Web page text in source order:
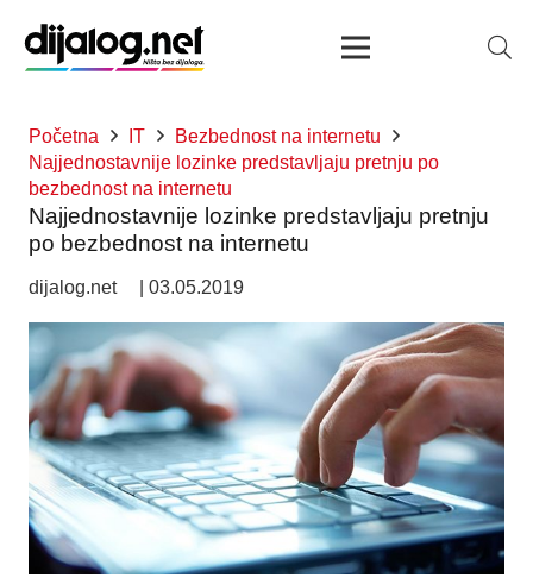
Početna IT
Bezbednost na internetu
Najjednostavnije lozinke predstavljaju pretnju po
bezbednost na internetu
Najjednostavnije lozinke predstavljaju pretnju
po bezbednost na internetu
dijalog.net |03.05.2019